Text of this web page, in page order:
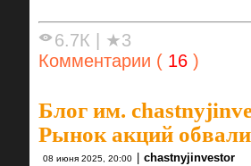
6.7К
★3
Комментарии ( 16 )
Блог им.
Рынок акций
08 июня 2025, 20:00 chastnyjinvestor